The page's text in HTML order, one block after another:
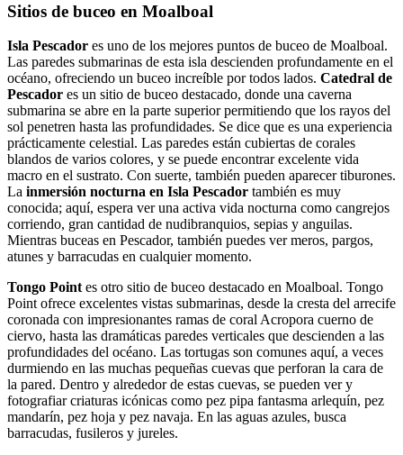
Sitios de buceo en Moalboal
Isla Pescador es uno de los mejores puntos de buceo de Moalboal.
Las paredes submarinas de esta isla descienden profundamente en el
océano, ofreciendo un buceo increíble por todos lados. Catedral de
Pescador es un sitio de buceo destacado, donde una caverna
submarina se abre en la parte superior permitiendo que los rayos del
sol penetren hasta las profundidades. Se dice que es una experiencia
prácticamente celestial. Las paredes están cubiertas de corales
blandos de varios colores, y se puede encontrar excelente vida
macro en el sustrato. Con suerte, también pueden aparecer tiburones.
La inmersión nocturna en Isla Pescador también es muy
conocida; aquí, espera ver una activa vida nocturna como cangrejos
corriendo, gran cantidad de nudibranquios, sepias y anguilas.
Mientras buceas en Pescador, también puedes ver meros, pargos,
atunes y barracudas en cualquier momento.
Tongo Pointes otro sitio de buceo destacado en Moalboal. Tongo
Point ofrece excelentes vistas submarinas, desde la cresta del arrecife
coronada con impresionantes ramas de coral Acropora cuerno de
ciervo, hasta las dramáticas paredes verticales que descienden a las
profundidades del océano. Las tortugas son comunes aquí, a veces
durmiendo en las muchas pequeñas cuevas que perforan la cara de
la pared. Dentro y alrededor de estas cuevas, se pueden ver y
fotografiar criaturas icónicas como pez pipa fantasma arlequín, pez
mandarín, pez hoja y pez navaja. En las aguas azules, busca
barracudas, fusileros y jureles.